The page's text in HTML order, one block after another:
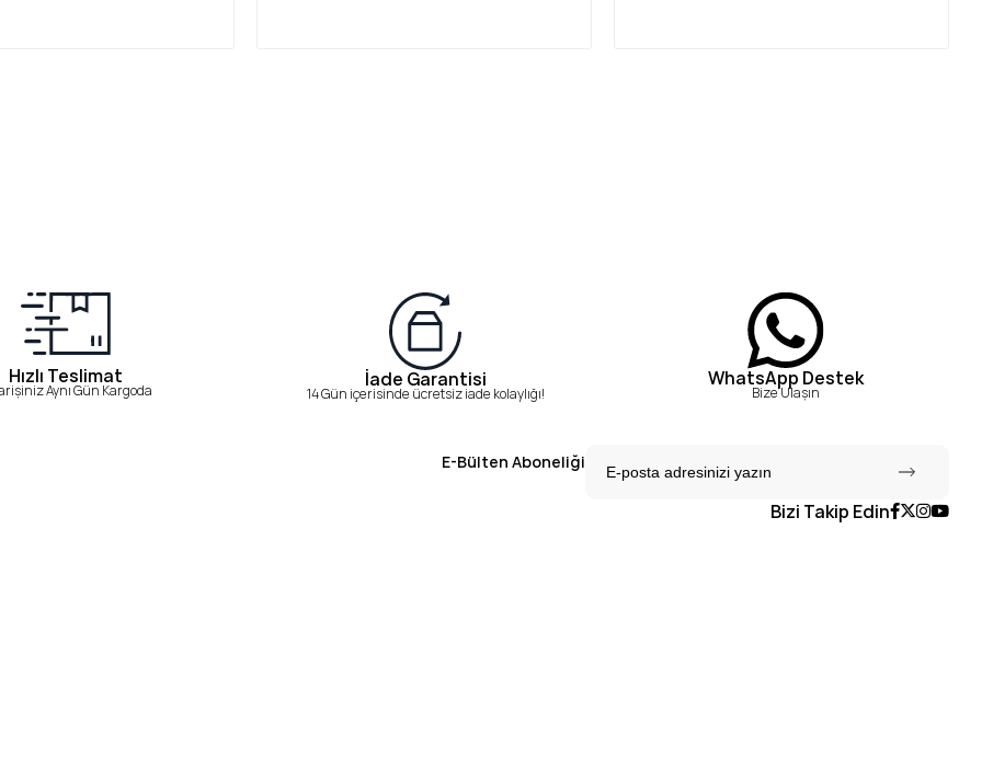
Hızlı Teslimat
Aynı Gün Kargoda İade Garantisi
14 Gün içerisinde ücretsiz iade kolaylığı!
WhatsApp Destek
Bize Ulaşın
E-Bülten Aboneliği
Bizi Takip Edin